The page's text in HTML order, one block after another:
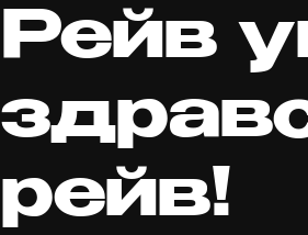
Рейв
рейв!